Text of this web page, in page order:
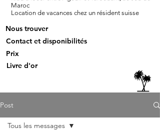
Maroc
Location de vacances chez un résident suisse
Nous trouver
Contact et disponibilités
Prix
Livre d'or
Post
Tous les messages